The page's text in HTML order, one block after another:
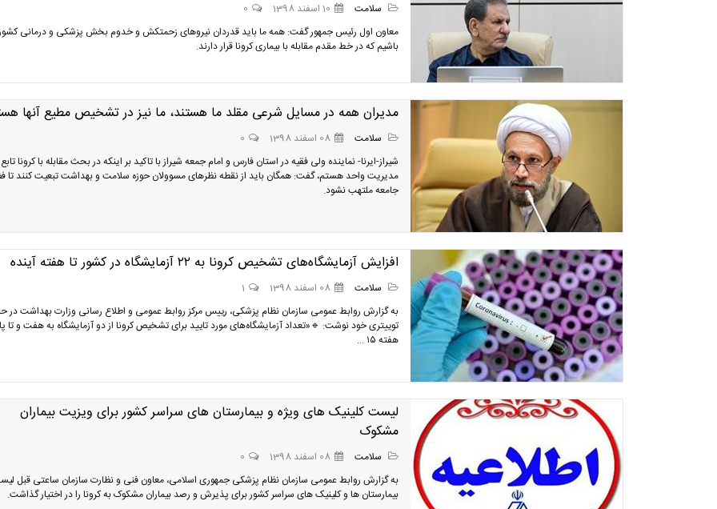
سلامت 10 اسفند 1398
0
معاون اول رئیس جمهور گفت: همه ما باید قدردان نیروهای زحمتکش و خدوم بخش پزشکی و درمانی
باشیم که در خط مقدم مقابله با بیماری کرونا قرار دارند.
مدیران همه در مسایل شرعی مقلد ما هستند، ما نیز در تشخیص مطیع آنها
سلامت 08 اسفند 1398
0
شیراز-ایرنا- نماینده ولی فقیه در استان فارس و امام جمعه شیراز با تاکید بر اینکه در بحث مقابله با کرونا
مدیریت واحد هستم، گفت: همگان باید از نقطه نظرهای مسوولان حوزه سلامت و بهداشت تبعیت کنند تا
جامعه ملتهب نشود.
افزایش آزمایشگاه‌های تشخیص کرونا به ۲۲ آزمایشگاه در کشور تا هفته آینده
سلامت 08 اسفند 1398
1
به گزارش روابط عمومی سازمان نظام پزشکی، رییس مرکز روابط عمومی و اطلاع رسانی وزارت بهداشت در
توییتری خود نوشت: 🔹«تعداد آزمایشگاه‌های مورد تایید برای تشخیص کرونا از دو آزمایشگاه به هفت و تا
هفته ۱۵ ...
لیست کلینیک های ویژه و بیمارستان های سراسر کشور برای ویزیت بیماران
مشکوک
سلامت 08 اسفند 1398
0
به گزارش روابط عمومی سازمان نظام پزشکی جمهوری اسلامی، معاون فنی و نظارت سازمان ساعتی قبل
بیمارستان ها و کلینیک های سراسر کشور برای پذیرش و رصد بیماران مشکوک به کرونا را در اختیار گذاشت.